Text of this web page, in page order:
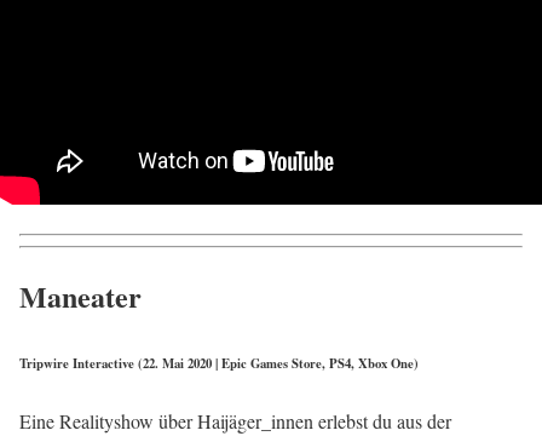
Maneater
Tripwire Interactive (22. Mai 2020 | Epic Games Store, PS4, Xbox One)
Eine Realityshow über Haijäger_innen erlebst du aus der